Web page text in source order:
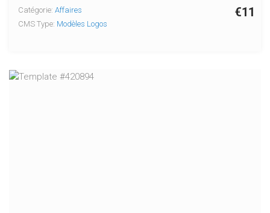
€11
Catégorie: Affaires
CMS Type: Modèles Logos